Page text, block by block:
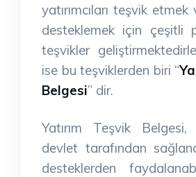
yatırımcıları teşvik etmek
desteklemek için çeşitli
teşvikler
ise bu teşviklerden biri “
Belgesi” dir.
Yatırım Teşvik Belgesi,
devlet tarafından
desteklerden